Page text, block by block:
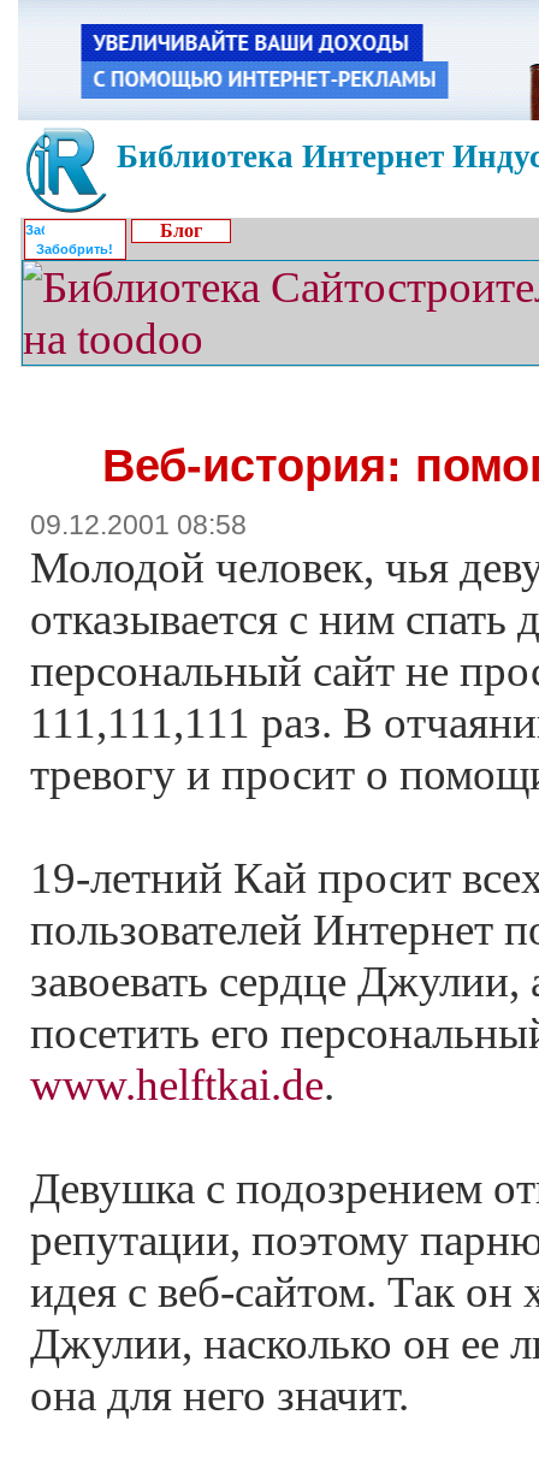
Библиотека Интернет
Забобрить!
Блог
Веб-история:
09.12.2001 08:58
Молодой человек, чья
отказывается с ним спать
персональный сайт не
111,111,111 раз. В
тревогу и просит о
19-летний Кай просит
пользователей Интернет
завоевать сердце Джулии,
посетить его
www.helftkai.de.
Девушка с подозрением
репутации, поэтому
идея с веб-сайтом. Так он
Джулии, насколько он ее
она для него значит.